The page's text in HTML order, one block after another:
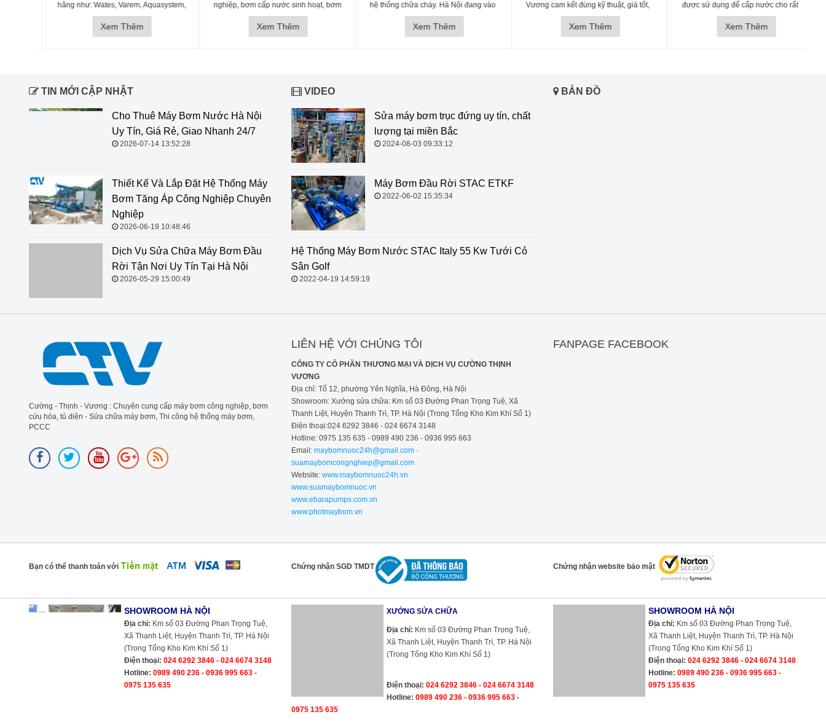
hãng như: Wates, Varem, Aquasystem,
Zilmet, AquaFill, Pentax ,...Đầy đủ các
dung tích: 24L, 50L, 100L, 150L, 200L,
300L, 500L, 750L, 900L. 1000L,
Xem Thêm
nghiệp, bơm cấp nước sinh hoạt, bơm
nước cho hệ thống thủy lợi, dân dụng,
bơm cấp nước cho hệ thống cứu hỏa,
phòng cháy chữa cháy, điều hòa điều
Xem Thêm
hệ thống chữa cháy. Hà Nội đang vào
mùa đông, do đó, việc khởi động máy
bơm chữa cháy Tohatsu cũng có sự
khó khăn hơn.
Xem Thêm
Vương cam kết đúng kỹ thuật, giá tốt,
thời gian nhanh tại miền Bắc.
Xem Thêm
được sử dụng để cấp nước cho rất
nhiều các lĩnh vực trong đời sống
hằng ngày. Thiết kế đầu bơm và động
cơ riêng biệt nên có thể dẫn động
Xem Thêm
TIN MỚI CẬP NHẬT
Cho Thuê Máy Bơm Nước Hà Nội
Uy Tín, Giá Rẻ, Giao Nhanh 24/7
2026-07-14 13:52:28
Thiết Kế Và Lắp Đặt Hệ Thống Máy
Bơm Tăng Áp Công Nghiệp Chuyên
Nghiệp
2026-06-19 10:48:46
Dịch Vụ Sửa Chữa Máy Bơm Đầu
Rời Tận Nơi Uy Tín Tại Hà Nội
2026-05-29 15:00:49
VIDEO
Sửa máy bơm trục đứng uy tín, chất
lượng tại miền Bắc
2024-08-03 09:33:12
Máy Bơm Đầu Rời STAC ETKF
2022-06-02 15:35:34
Hệ Thống Máy Bơm Nước STAC
BẢN ĐỒ
Cường - Thịnh - Vương : Chuyên cung cấp máy bơm công nghiệp, bơm
cứu hỏa, tủ điện - Sửa chữa máy bơm, Thi công hệ thống máy bơm,
PCCC
LIÊN HỆ VỚI CHÚNG TÔI
CÔNG TY CỔ PHẦN THƯƠNG MẠI VÀ DỊCH VỤ CƯỜNG THỊNH
VƯƠNG
Địa chỉ: Tổ 12, phường Yên Nghĩa, Hà Đông, Hà Nội
Showroom: Xưởng sửa chữa: Km số 03 Đường Phan Trọng Tuệ, Xã
Thanh Liệt, Huyện Thanh Trì, TP. Hà Nội (Trong Tổng Kho Kim Khí Số 1)
Điện thoại:024 6292 3846 - 024 6674 3148
Hotline: 0975 135 635 - 0989 490 236 - 0936 995 663
Email: maybomnuoc24h@gmail.com -
suamaybomcongnghiep@gmail.com
Website:www.maybomnuoc24h.vn
www.suamaybomnuoc.vn
www.ebarapumps.com.vn
www.photmaybom.vn
FANPAGE FACEBOOK
Bạn có thể thanh toán với Chứng nhận SGD TMDT Chứng nhận website bảo mật
SHOWROOM HÀ NỘI
Địa chỉ: Km số 03 Đường Phan Trọng Tuệ,
Xã Thanh Liệt, Huyện Thanh Trì, TP. Hà Nội
(Trong Tổng Kho Kim Khí Số 1)
Điện thoại: 024 6292 3846 - 024 6674 3148
Hotline: 0989 490 236 - 0936 995 663 -
0975 135 635
XƯỞNG SỬA CHỮA
Địa chỉ: Km số 03 Đường Phan Trọng Tuệ,
Xã Thanh Liệt, Huyện Thanh Trì, TP. Hà Nội
(Trong Tổng Kho Kim Khí Số 1)
Điện thoại: 024 6292 3846 - 024 6674 3148
Hotline: 0989 490 236 - 0936 995 663 -
0975 135 635
SHOWROOM HÀ NỘI
Địa chỉ: Km số 03 Đường Phan Trọng Tuệ,
Xã Thanh Liệt, Huyện Thanh Trì, TP. Hà Nội
(Trong Tổng Kho Kim Khí Số 1)
Điện thoại: 024 6292 3846 - 024 6674 3148
Hotline: 0989 490 236 - 0936 995 663 -
0975 135 635